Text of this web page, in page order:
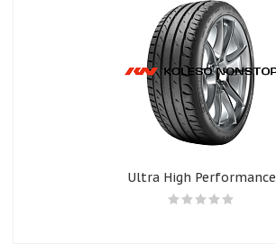
Ultra High Performance